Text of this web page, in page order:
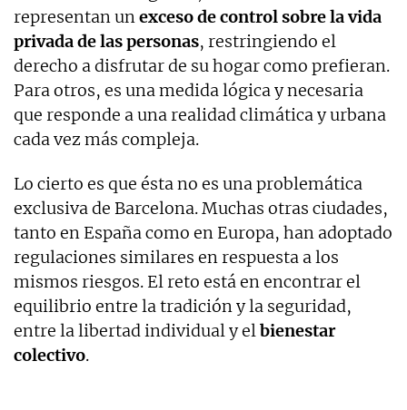
representan unexceso de control sobre la vida
privada de las personas, restringiendo el
derecho a disfrutar de su hogar como prefieran.
Para otros, es una medida lógica y necesaria
que responde a una realidad climática y urbana
cada vez más compleja.
Lo cierto es que ésta no es una problemática
exclusiva de Barcelona. Muchas otras ciudades,
tanto en España como en Europa, han adoptado
regulaciones similares en respuesta a los
mismos riesgos. El reto está en encontrar el
equilibrio entre la tradición y la seguridad,
entre la libertad individual y elbienestar
colectivo.